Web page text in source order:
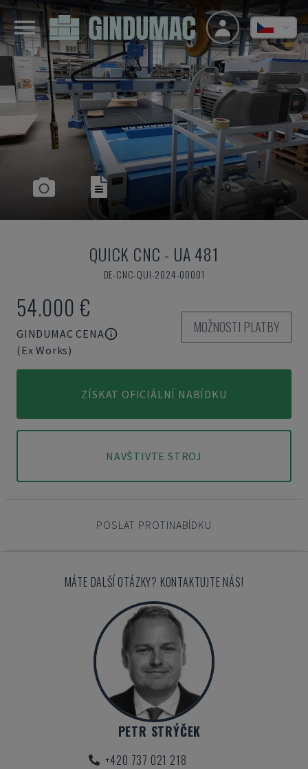
QUICK CNC - UA 481
DE-CNC-QUI-2024-00001
54.000 €
GINDUMAC CENA
(Ex Works)
MOŽNOSTI PLATBY
ZÍSKAT OFICIÁLNÍ NABÍDKU
NAVŠTIVTE STROJ
POSLAT PROTINABÍDKU
MÁTE DALŠÍ OTÁZKY? KONTAKTUJTE NÁS!
PETR STRÝČEK
+420 737 021 218